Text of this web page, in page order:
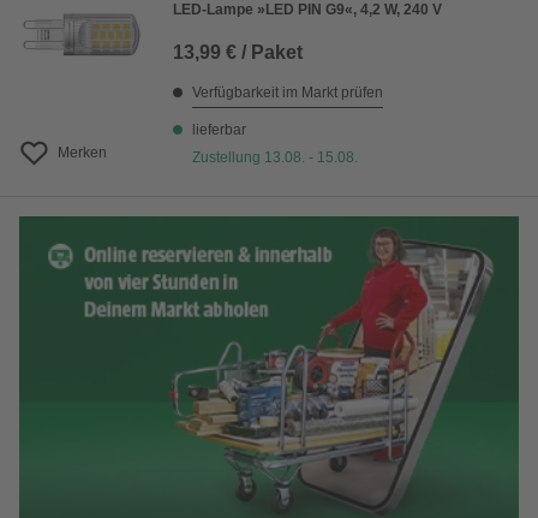
Merken
LED-Lampe »LED PIN G9«, 4,2 W, 240 V
13,99 € / Paket
Verfügbarkeit im Markt prüfen
lieferbar
Zustellung 13.08. - 15.08.